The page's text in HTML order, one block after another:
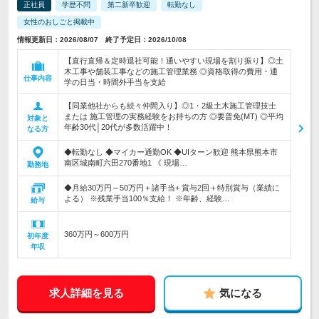
正社員 学歴不問 第二新卒歓迎 転勤なし
女性のおしごと掲載中
情報更新日：2026/08/07 終了予定日：2026/10/08
仕事内容
【直行直帰＆定時退社可能！通いやすい現場を割り振り】◎土
木工事や舗装工事などの施工管理業務 ◎資格取得の費用・通
学の日当・時間外手当を支給
対象と
なる方
【同業他社からも続々仲間入り】◎1・2級土木施工管理技士
または 施工管理の実務経験をお持ちの方 ◎要普免(MT) ◎平均
年齢30代│20代が多数活躍中！
勤務地
◆転勤なし ◆マイカー通勤OK ◆UIターン歓迎 熊本県熊本市
南区城南町六田270番地1 《 現場…
給与
◆月給30万円～50万円＋諸手当+ 賞与2回＋特別賞与（業績に
よる） ※残業手当100％支給！ ※年齢、経験…
初年度
年収
360万円～600万円
求人詳細を見る 気になる